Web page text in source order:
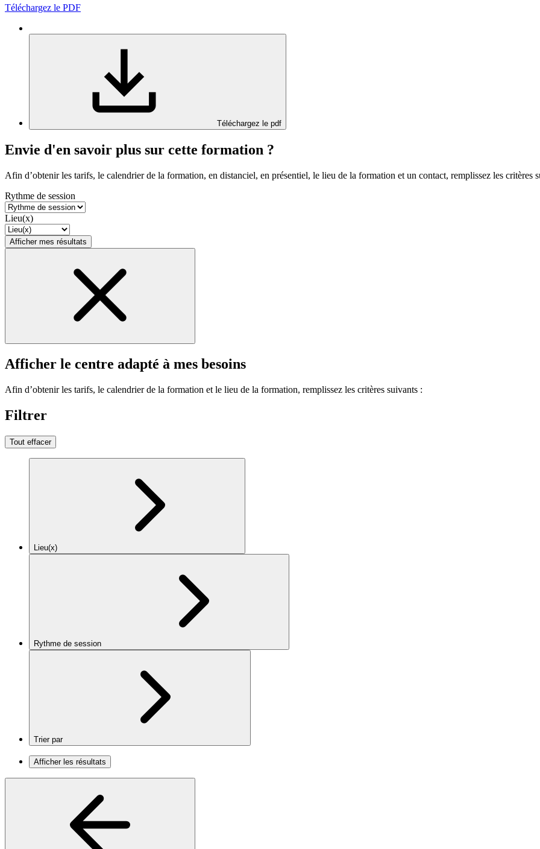
Téléchargez le PDF
Téléchargez le pdf
Envie d'en savoir plus sur cette formation ?
Afin d’obtenir les tarifs, le calendrier de la formation, en distanciel, en présentiel, le lieu de la formation et un contact, remplissez les critères
Rythme de session
Lieu(x)
Afficher mes résultats
Afficher le centre adapté à mes besoins
Afin d’obtenir les tarifs, le calendrier de la formation et le lieu de la formation, remplissez les critères suivants :
Filtrer
Tout effacer
Lieu(x)
Rythme de session
Trier par
Afficher les résultats